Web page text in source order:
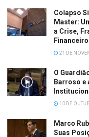
Colapso
Master:
a Crise,
21 DE
O
Barroso e
10 DE
Marco
Suas